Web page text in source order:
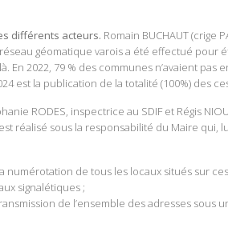
différents acteurs. Romain BUCHAUT (crige
géomatique varois a été effectué pour
2022, 79 % des communes n’avaient pas
est la publication de la totalité (100%) des
RODES, inspectrice au SDIF et Régis
réalisé sous la responsabilité du Maire qui,
numérotation de tous les locaux situés sur
signalétiques ;
de l’ensemble des adresses sous